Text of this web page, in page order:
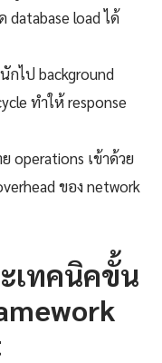
database load ได้
กไป background
ทำให้ response
operations เข้าด้วย
ของ network
เทคนิคขั้น